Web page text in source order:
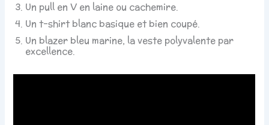
Un pull en V en laine ou cachemire.
Un t-shirt blanc basique et bien coupé.
Un blazer bleu marine, la veste polyvalente par
excellence.